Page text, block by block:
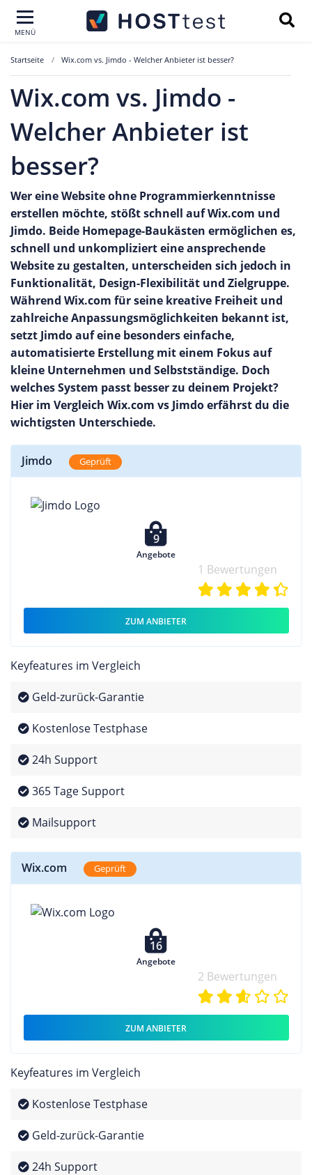
MENÜ
Startseite Wix.com vs. Jimdo - Welcher Anbieter ist besser?
Wix.com vs. Jimdo -
Welcher Anbieter ist
besser?
Wer eine Website ohne Programmierkenntnisse
erstellen möchte, stößt schnell auf Wix.com und
Jimdo. Beide Homepage-Baukästen ermöglichen es,
schnell und unkompliziert eine ansprechende
Website zu gestalten, unterscheiden sich jedoch in
Funktionalität, Design-Flexibilität und Zielgruppe.
Während Wix.com für seine kreative Freiheit und
zahlreiche Anpassungsmöglichkeiten bekannt ist,
setzt Jimdo auf eine besonders einfache,
automatisierte Erstellung mit einem Fokus auf
kleine Unternehmen und Selbstständige. Doch
welches System passt besser zu deinem Projekt?
Hier im Vergleich Wix.com vs Jimdo erfährst du die
wichtigsten Unterschiede.
Jimdo Geprüft
9
Angebote
1 Bewertungen
ZUM ANBIETER
Keyfeatures im Vergleich
Geld-zurück-Garantie
Kostenlose Testphase
24h Support
365 Tage Support
Mailsupport
Wix.com Geprüft
16
Angebote
2 Bewertungen
ZUM ANBIETER
Keyfeatures im Vergleich
Kostenlose Testphase
Geld-zurück-Garantie
24h Support